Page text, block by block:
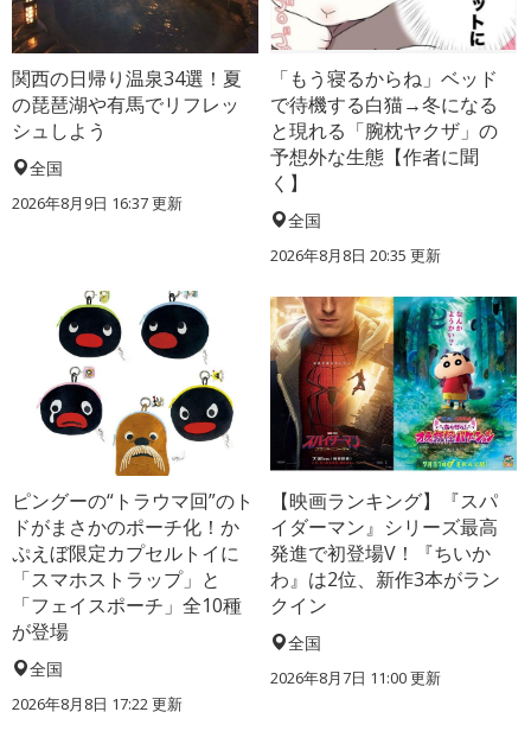
関西の日帰り温泉34選！夏
の琵琶湖や有馬でリフレッ
シュしよう
全国
2026年8月9日 16:37更新
「もう寝るからね」ベッド
で待機する白猫→冬になる
と現れる「腕枕ヤクザ」の
予想外な生態【作者に聞
く】
全国
2026年8月8日 20:35 更新
ピングーの“トラウマ回”のト
ドがまさかのポーチ化！か
ぷえぼ限定カプセルトイに
「スマホストラップ」と
「フェイスポーチ」全10種
が登場
全国
2026年8月8日 17:22 更新
【映画ランキング】『スパ
イダーマン』シリーズ最高
発進で初登場V！『ちいか
わ』は2位、新作3本がラン
クイン
全国
2026年8月7日 11:00更新